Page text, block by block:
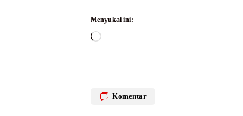
Menyukai ini:
Memuat...
Komentar